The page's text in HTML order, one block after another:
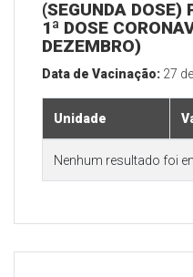
(SEGUNDA DOSE)
1ª DOSE
DEZEMBRO)
Data de Vacinação: 27
Unidade
Nenhum resultado foi